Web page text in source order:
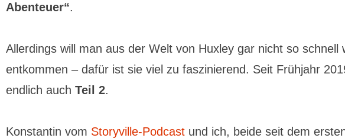
Abenteuer“.
Allerdings will man aus der Welt von Huxley gar nicht so schnell
entkommen – dafür ist sie viel zu faszinierend. Seit Frühjahr
endlich auch Teil 2.
Konstantin vom Storyville-Podcast und ich, beide seit dem